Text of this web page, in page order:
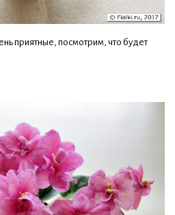
приятные, посмотрим, что будет